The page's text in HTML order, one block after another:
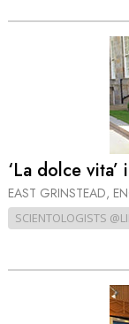
‘La dolce
EAST GRINSTEAD,
SCIENTOLOGISTS